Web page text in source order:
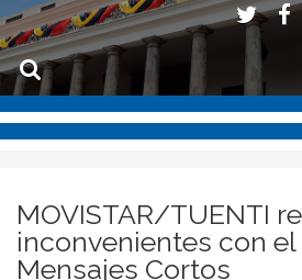
MOVISTAR/TUENTI
inconvenientes con
Mensajes Cortos